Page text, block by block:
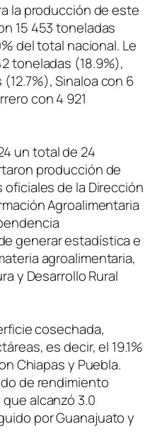
la producción de este
15 453 toneladas
del total nacional. Le
toneladas (18.9%),
Sinaloa con 6
con 4 921
un total de 24
producción de
de la Dirección
Agroalimentaria
generar estadística e
agroalimentaria,
y Desarrollo Rural
cosechada,
es decir, el 19.1%
Chiapas y Puebla.
de rendimiento
alcanzó 3.0
por Guanajuato y